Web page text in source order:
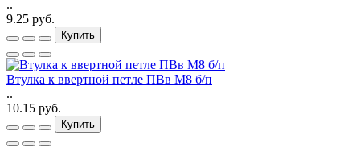
..
9.25 руб.
Купить
Втулка к ввертной петле ПВв М8 б/п
..
10.15 руб.
Купить